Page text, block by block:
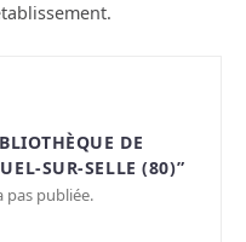
DE
SUR-SELLE (80)”
pas publiée.